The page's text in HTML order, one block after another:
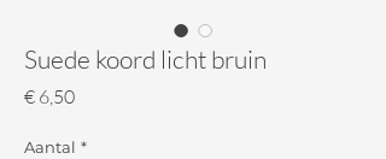
Suede koord licht bruin
€ 6,50Prijs
Aantal *